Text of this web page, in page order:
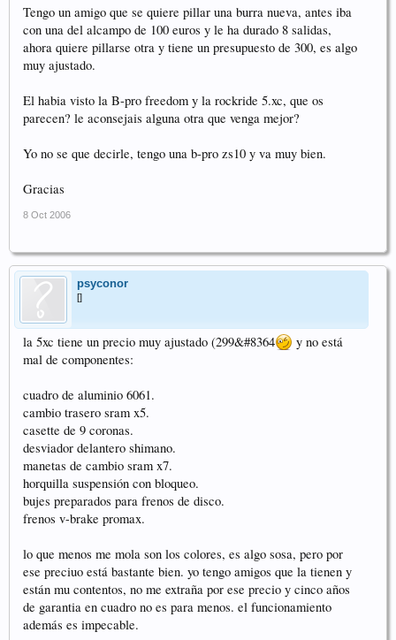
Tengo un amigo que se quiere pillar una burra nueva, antes iba
con una del alcampo de 100 euros y le ha durado 8 salidas,
ahora quiere pillarse otra y tiene un presupuesto de 300, es algo
muy ajustado.
El habia visto la B-pro freedom y la rockride 5.xc, que os
parecen? le aconsejais alguna otra que venga mejor?
Yo no se que decirle, tengo una b-pro zs10 y va muy bien.
Gracias
8 Oct 2006
psyconor
[]
la 5xc tiene un precio muy ajustado (299&#8364
y no está
mal de componentes:
cuadro de aluminio 6061.
cambio trasero sram x5.
casette de 9 coronas.
desviador delantero shimano.
manetas de cambio sram x7.
horquilla suspensión con bloqueo.
bujes preparados para frenos de disco.
frenos v-brake promax.
lo que menos me mola son los colores, es algo sosa, pero por
ese preciuo está bastante bien. yo tengo amigos que la tienen y
están mu contentos, no me extraña por ese precio y cinco años
de garantia en cuadro no es para menos. el funcionamiento
además es impecable.